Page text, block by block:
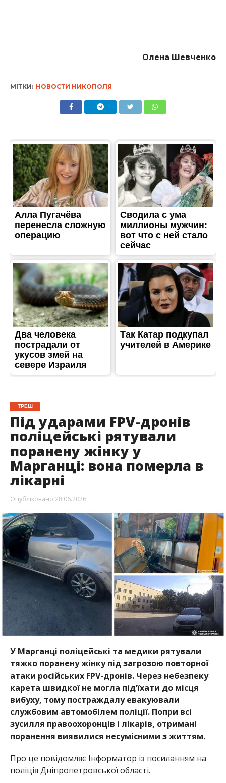
Олена Шевченко
МІТКИ: НОВОСТИ НИКОПОЛЯ
ТРЕШ
Під ударами FPV-дронів
поліцейські рятували
поранену жінку у
Марганці: вона померла в
лікарні
Опубліковано 28.06.2026
У Марганці поліцейські та медики рятували
тяжко поранену жінку під загрозою повторної
атаки російських FPV-дронів. Через небезпеку
карета швидкої не могла під’їхати до місця
вибуху, тому постраждалу евакуювали
службовим автомобілем поліції. Попри всі
зусилля правоохоронців і лікарів, отримані
поранення виявилися несумісними з життям.
Про це повідомляє Інформатор із посиланням на
поліція Дніпропетровської області.